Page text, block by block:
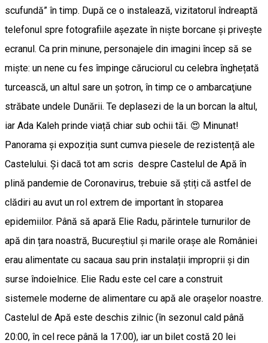
scufundă” în timp. După ce o instalează, vizitatorul îndreaptă
telefonul spre fotografiile așezate în niște borcane şi priveşte
ecranul. Ca prin minune, personajele din imagini încep să se
mişte: un nene cu fes împinge căruciorul cu celebra înghețată
turcească, un altul sare un șotron, în timp ce o ambarcaţiune
străbate undele Dunării. Te deplasezi de la un borcan la altul,
iar Ada Kaleh prinde viață chiar sub ochii tăi. 😍 Minunat!
Panorama și expoziția sunt cumva piesele de rezistență ale
Castelului. Și dacă tot am scris despre Castelul de Apă în
plină pandemie de Coronavirus, trebuie să știți că astfel de
clădiri au avut un rol extrem de important în stoparea
epidemiilor. Până să apară Elie Radu, părintele turnurilor de
apă din țara noastră, Bucureștiul și marile orașe ale României
erau alimentate cu sacaua sau prin instalații improprii și din
surse îndoielnice. Elie Radu este cel care a construit
sistemele moderne de alimentare cu apă ale orașelor noastre.
Castelul de Apă este deschis zilnic (în sezonul cald până
20:00, în cel rece până la 17:00), iar un bilet costă 20 lei